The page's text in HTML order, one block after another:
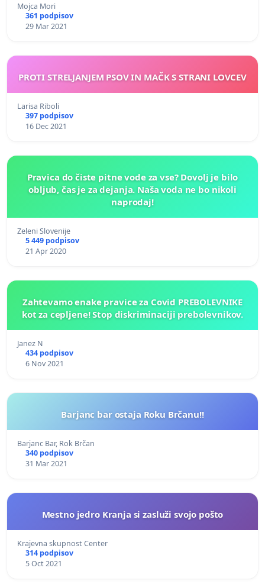
Mojca Mori
361 podpisov
29 Mar 2021
PROTI STRELJANJEM PSOV IN MAČK S STRANI LOVCEV
Larisa Riboli
397 podpisov
16 Dec 2021
Pravica do čiste pitne vode za vse? Dovolj je bilo
obljub, čas je za dejanja. Naša voda ne bo nikoli
naprodaj!
Zeleni Slovenije
5 449 podpisov
21 Apr 2020
Zahtevamo enake pravice za Covid PREBOLEVNIKE
kot za cepljene! Stop diskriminaciji prebolevnikov.
Janez N
434 podpisov
6 Nov 2021
Barjanc bar ostaja Roku Brčanu!!
Barjanc Bar, Rok Brčan
340 podpisov
31 Mar 2021
Mestno jedro Kranja si zasluži svojo pošto
Krajevna skupnost Center
314 podpisov
5 Oct 2021